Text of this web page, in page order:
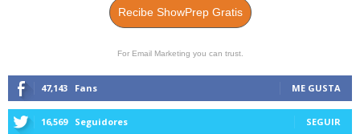
Recibe ShowPrep Gratis
For Email Marketing you can trust.
47,143 Fans ME GUSTA
16,569 Seguidores SEGUIR